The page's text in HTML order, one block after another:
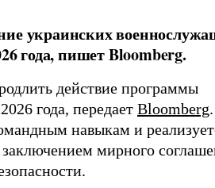
украинских
года, пишет Bloomberg.
действие программы
года, передает Bloomberg.
навыкам и
мирного